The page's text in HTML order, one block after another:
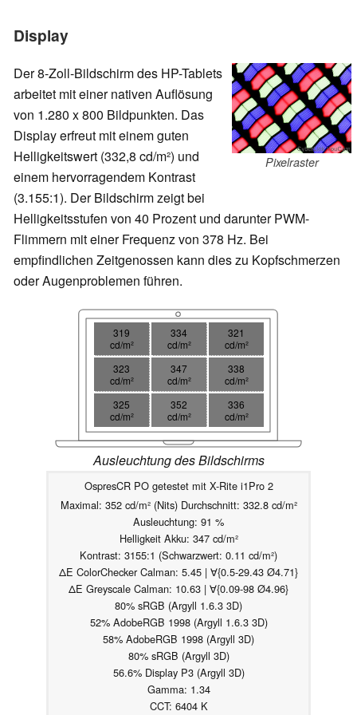
Display
Pixelraster
Der 8-Zoll-Bildschirm des HP-Tablets
arbeitet mit einer nativen Auflösung
von 1.280 x 800 Bildpunkten. Das
Display erfreut mit einem guten
Helligkeitswert (332,8 cd/m²) und
einem hervorragendem Kontrast
(3.155:1). Der Bildschirm zeigt bei
Helligkeitsstufen von 40 Prozent und darunter PWM-
Flimmern mit einer Frequenz von 378 Hz. Bei
empfindlichen Zeitgenossen kann dies zu Kopfschmerzen
oder Augenproblemen führen.
319
cd/m²
334
cd/m²
321
cd/m²
323
cd/m²
347
cd/m²
338
cd/m²
325
cd/m²
352
cd/m²
336
cd/m²
Ausleuchtung des Bildschirms
OspresCR PO getestet mit X-Rite i1Pro 2
Maximal: 352 cd/m² (Nits) Durchschnitt: 332.8 cd/m²
Ausleuchtung: 91 %
Helligkeit Akku: 347 cd/m²
Kontrast: 3155:1 (Schwarzwert: 0.11 cd/m²)
ΔE ColorChecker Calman: 5.45 | ∀{0.5-29.43 Ø4.71}
ΔE Greyscale Calman: 10.63 | ∀{0.09-98 Ø4.96}
80% sRGB (Argyll 1.6.3 3D)
52% AdobeRGB 1998 (Argyll 1.6.3 3D)
58% AdobeRGB 1998 (Argyll 3D)
80% sRGB (Argyll 3D)
56.6% Display P3 (Argyll 3D)
Gamma: 1.34
CCT: 6404 K